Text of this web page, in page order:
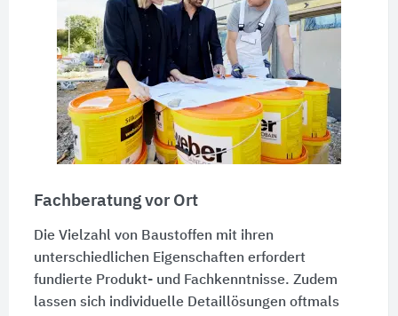
Fachberatung vor Ort
Die Vielzahl von Baustoffen mit ihren
unterschiedlichen Eigenschaften erfordert
fundierte Produkt- und Fachkenntnisse. Zudem
lassen sich individuelle Detaillösungen oftmals